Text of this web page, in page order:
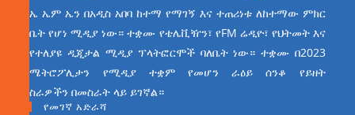
ኤ ኤም ኤን በአዲስ አበባ ከተማ የማገኝ እና ተጠሪነቱ ለከተማው ምክር
ቤት የሆነ ሚዲያ ነው። ተቋሙ የቴሌቪዥን፣ የFM ሬዲዮ፣ የህትመት እና
የተለያዩ ዲጂታል ሚዲያ ፕላትፎርሞች ባለቤት ነው። ተቋሙ በ2023
ሜትሮፖሊታን የሚዲያ ተቋም የመሆን ራዕይ ሰንቆ የይዘት
ስራዎችን በመስራት ላይ ይገኛል።
የመገኛ አድራሻ